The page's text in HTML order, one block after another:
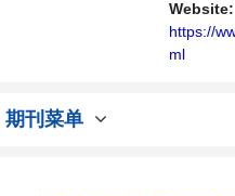
Website:
https://
ml
期刊菜单